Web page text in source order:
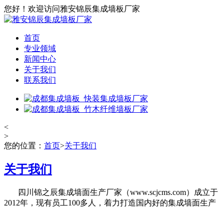
您好！欢迎访问雅安锦辰集成墙板厂家
首页
专业领域
新闻中心
关于我们
联系我们
<
>
您的位置： 首页>关于我们
关于我们
四川锦之辰集成墙面生产厂家（www.scjcms.com）成立于
2012年，现有员工100多人，着力打造国内好的集成墙面生产